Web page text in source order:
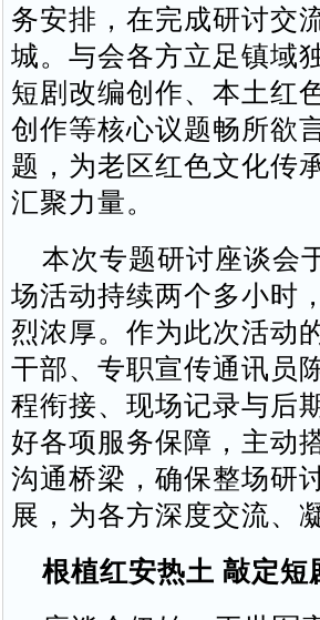
务安排，在完成研讨交
城。与会各方立足镇域
短剧改编创作、本土红
创作等核心议题畅所欲
题，为老区红色文化传
汇聚力量。
本次专题研讨座谈会
场活动持续两个多小时
烈浓厚。作为此次活动
干部、专职宣传通讯员
程衔接、现场记录与后
好各项服务保障，主动
沟通桥梁，确保整场研
展，为各方深度交流、
根植红安热土 敲定短